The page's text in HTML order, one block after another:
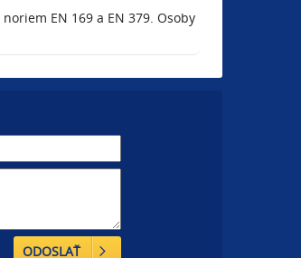
EN 169 a EN 379. Osoby
ODOSLAŤ